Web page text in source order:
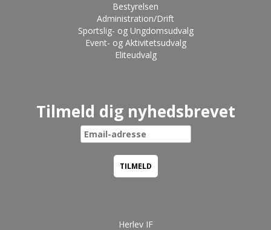
Bestyrelsen
Administration/Drift
Sportslig- og Ungdomsudvalg
Event- og Aktivitetsudvalg
Eliteudvalg
Tilmeld dig nyhedsbrevet
Herlev IF